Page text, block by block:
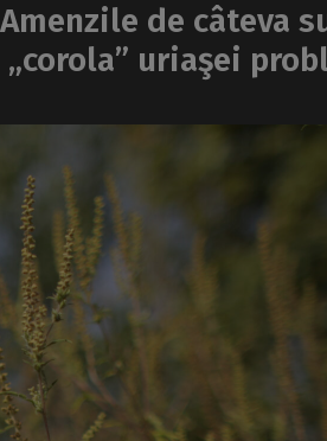
de câteva
uriaşei